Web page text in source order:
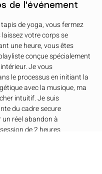
de l'événement
de yoga, vous fermez
laissez votre corps se
une heure, vous êtes
conçue spécialement
Je vous
le processus en initiant la
avec la musique, ma
intuitif. Je suis
du cadre secure
réel abandon à
de 2 heures